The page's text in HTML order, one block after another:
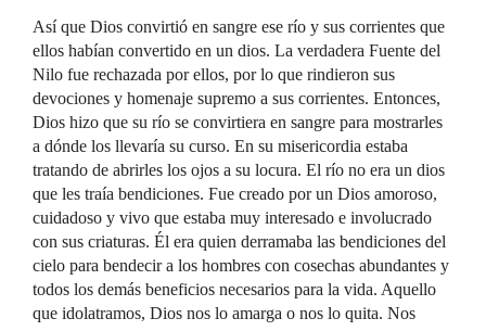
Así que Dios convirtió en sangre ese río y sus corrientes que
ellos habían convertido en un dios. La verdadera Fuente del
Nilo fue rechazada por ellos, por lo que rindieron sus
devociones y homenaje supremo a sus corrientes. Entonces,
Dios hizo que su río se convirtiera en sangre para mostrarles
a dónde los llevaría su curso. En su misericordia estaba
tratando de abrirles los ojos a su locura. El río no era un dios
que les traía bendiciones. Fue creado por un Dios amoroso,
cuidadoso y vivo que estaba muy interesado e involucrado
con sus criaturas. Él era quien derramaba las bendiciones del
cielo para bendecir a los hombres con cosechas abundantes y
todos los demás beneficios necesarios para la vida. Aquello
que idolatramos, Dios nos lo amarga o nos lo quita. Nos